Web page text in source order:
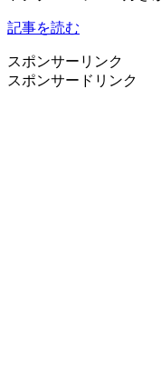
記事を読む
スポンサーリンク
スポンサードリンク